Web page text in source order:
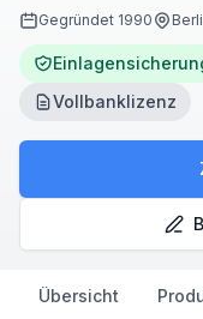
Gegründet 1990
Vollbanklizenz
Übersicht